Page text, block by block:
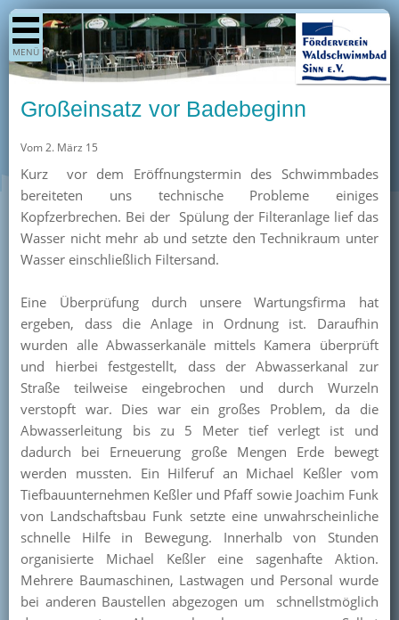
MENÜ
Shop
Aktuelles
Termine
Berichte
Bilder
/ Preise
Kurse
Unterstützer
Über uns
Team
Pressearchiv
Mitglied werden
Großeinsatz vor Badebeginn
Vom 2. März 15
Kurz vor dem Eröffnungstermin des Schwimmbades
bereiteten uns technische Probleme einiges
Kopfzerbrechen. Bei der Spülung der Filteranlage lief das
Wasser nicht mehr ab und setzte den Technikraum unter
Wasser einschließlich Filtersand.
Eine Überprüfung durch unsere Wartungsfirma hat
ergeben, dass die Anlage in Ordnung ist. Daraufhin
wurden alle Abwasserkanäle mittels Kamera überprüft
und hierbei festgestellt, dass der Abwasserkanal zur
Straße teilweise eingebrochen und durch Wurzeln
verstopft war. Dies war ein großes Problem, da die
Abwasserleitung bis zu 5 Meter tief verlegt ist und
dadurch bei Erneuerung große Mengen Erde bewegt
werden mussten. Ein Hilferuf an Michael Keßler vom
Tiefbauunternehmen Keßler und Pfaff sowie Joachim Funk
von Landschaftsbau Funk setzte eine unwahrscheinliche
schnelle Hilfe in Bewegung. Innerhalb von Stunden
organisierte Michael Keßler eine sagenhafte Aktion.
Mehrere Baumaschinen, Lastwagen und Personal wurde
bei anderen Baustellen abgezogen um schnellstmöglich